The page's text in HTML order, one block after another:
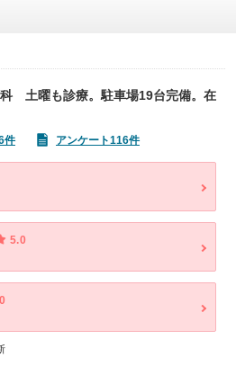
土曜も診療。駐車場19台完備。在
件 アンケート116件
5.0